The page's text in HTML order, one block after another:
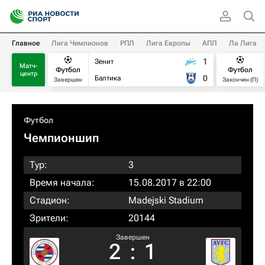
Главное Лига Чемпионов РПЛ Лига Европы АПЛ Ла Лига
Матч-
центр
Футбол
Завершен
Зенит
Балтика
1
0
Футбол
Закончен (П)
Футбол
Чемпионшип
Тур:
3
Время начала:
15.08.2017 в 22:00
Стадион:
Madejski Stadium
Зрители:
20144
Завершен
2 : 1